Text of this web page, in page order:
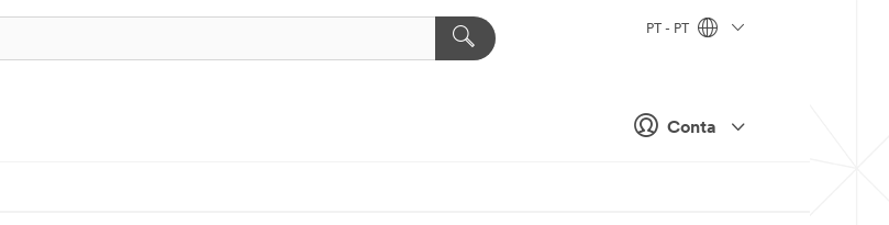
Conta
PT - PT